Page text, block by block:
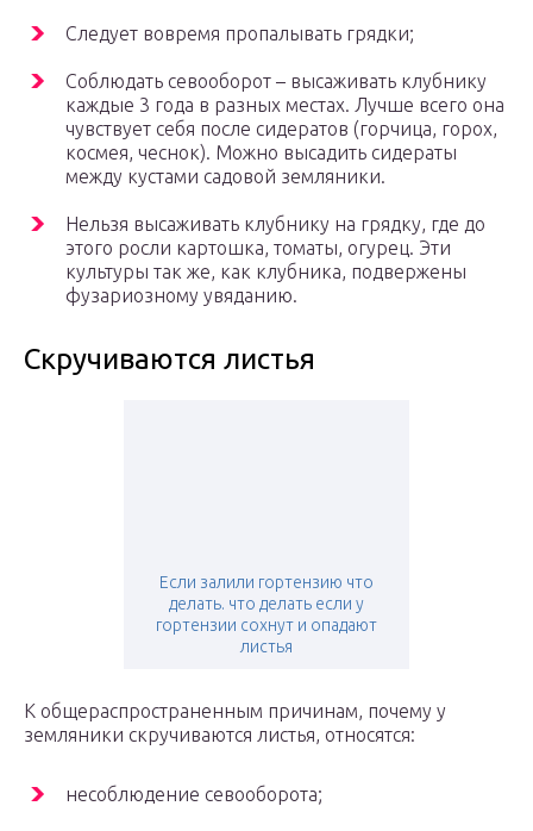
Следует вовремя пропалывать грядки;
Соблюдать севооборот – высаживать клубнику
каждые 3 года в разных местах. Лучше всего она
чувствует себя после сидератов (горчица, горох,
космея, чеснок). Можно высадить сидераты
между кустами садовой земляники.
Нельзя высаживать клубнику на грядку, где до
этого росли картошка, томаты, огурец. Эти
культуры так же, как клубника, подвержены
фузариозному увяданию.
Скручиваются листья
Если залили гортензию что
делать. что делать если у
гортензии сохнут и опадают
листья
К общераспространенным причинам, почему у
земляники скручиваются листья, относятся:
несоблюдение севооборота;